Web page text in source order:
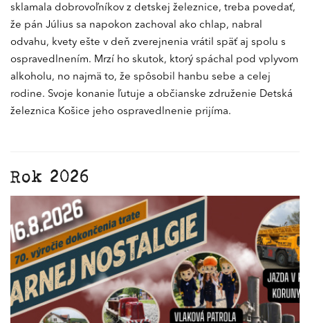
sklamala dobrovoľníkov z detskej železnice, treba povedať,
že pán Július sa napokon zachoval ako chlap, nabral
odvahu, kvety ešte v deň zverejnenia vrátil späť aj spolu s
ospravedlnením. Mrzí ho skutok, ktorý spáchal pod vplyvom
alkoholu, no najmä to, že spôsobil hanbu sebe a celej
rodine. Svoje konanie ľutuje a občianske združenie Detská
železnica Košice jeho ospravedlnenie prijíma.
Rok 2026